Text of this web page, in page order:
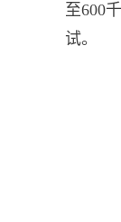
至600
试。